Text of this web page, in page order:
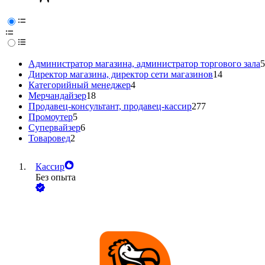
Администратор магазина, администратор торгового зала
Директор магазина, директор сети магазинов14
Категорийный менеджер4
Мерчандайзер18
Продавец-консультант, продавец-кассир277
Промоутер5
Супервайзер6
Товаровед2
Кассир
Без опыта